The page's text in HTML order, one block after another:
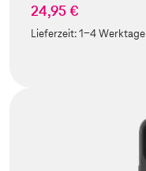
24,95 €
Lieferzeit:1-4 Werktage